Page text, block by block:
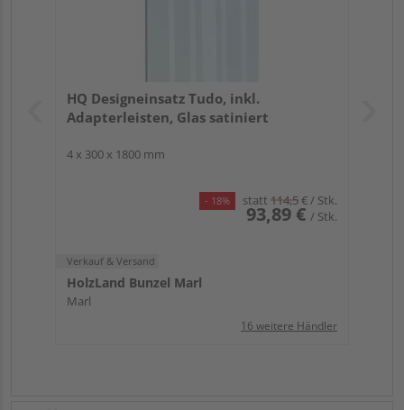
HQ Designeinsatz Tudo, inkl.
Adapterleisten, Glas satiniert
4 x 300 x 1800 mm
- 18% statt 114,5€/ Stk.
93,89 € / Stk.
Verkauf & Versand
HolzLand Bunzel Marl
Marl
16 weitere Händler